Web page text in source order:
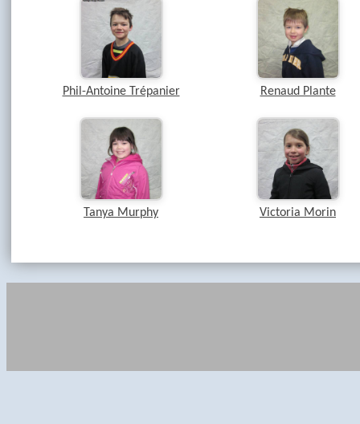
Phil-Antoine Trépanier Renaud Plante
Tanya Murphy Victoria Morin